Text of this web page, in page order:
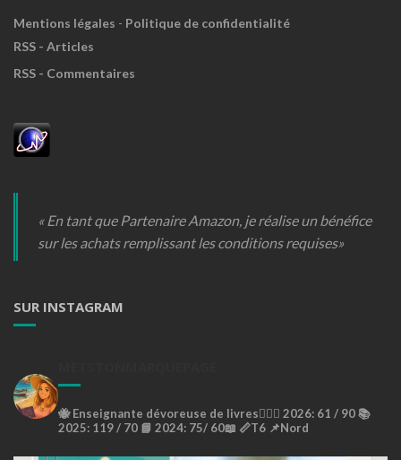
Mentions légales - Politique de confidentialité
RSS - Articles
RSS - Commentaires
« En tant que Partenaire Amazon, je réalise un bénéfice
sur les achats remplissant les conditions requises»
SUR INSTAGRAM
🐝Enseignante dévoreuse de livres🙇🏼‍♀️ 2026: 61 / 90 📚
2025: 119 / 70 📘 2024: 75/ 60📖 📏T6 📌Nord